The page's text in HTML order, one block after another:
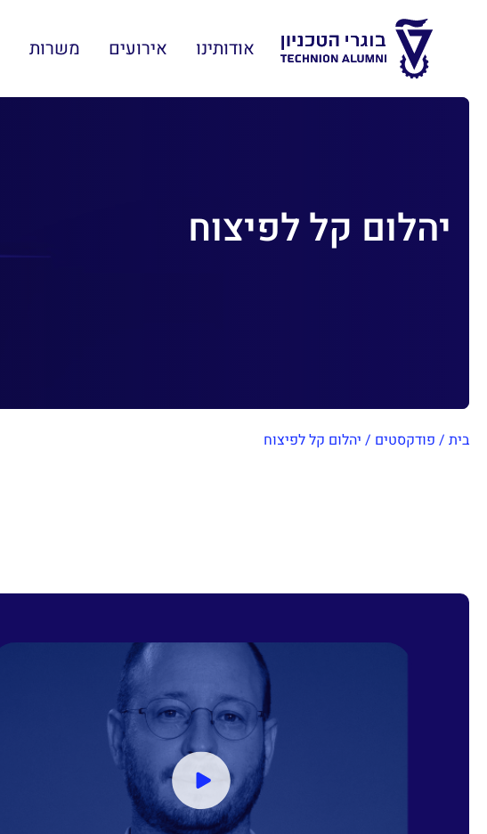
אודותינו אירועים משרות
יהלום קל לפיצוח
בית / פודקסטים / יהלום קל לפיצוח